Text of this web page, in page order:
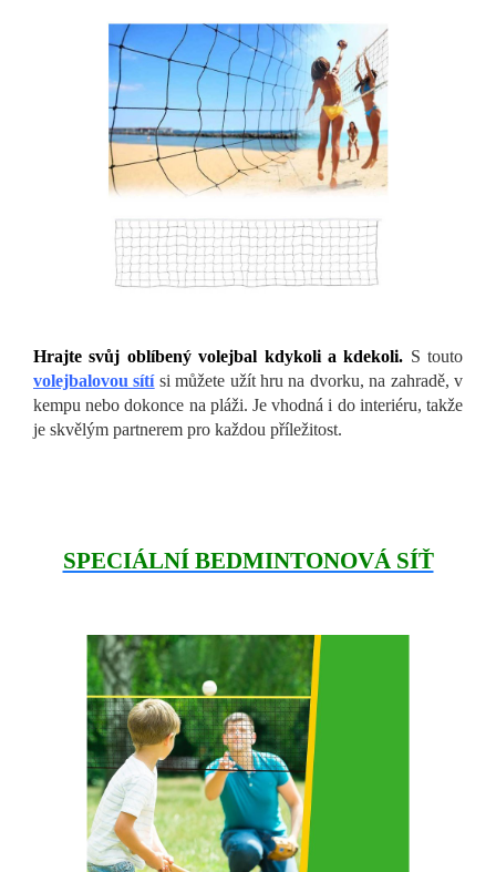
Hrajte svůj oblíbený volejbal kdykoli a kdekoli. S touto
volejbalovou sítísi můžete užít hru na dvorku, na zahradě, v
kempu nebo dokonce na pláži. Je vhodná i do interiéru, takže
je skvělým partnerem pro každou příležitost.
SPECIÁLNÍ BEDMINTONOVÁ SÍŤ